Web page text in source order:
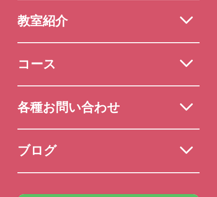
教室紹介
コース
各種お問い合わせ
ブログ